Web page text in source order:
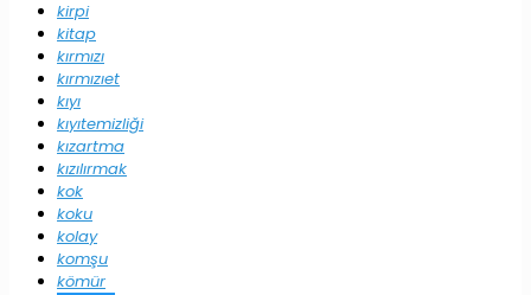
kirpi
kitap
kırmızı
kırmızıet
kıyı
kıyıtemizliği
kızartma
kızılırmak
kok
koku
kolay
komşu
kömür